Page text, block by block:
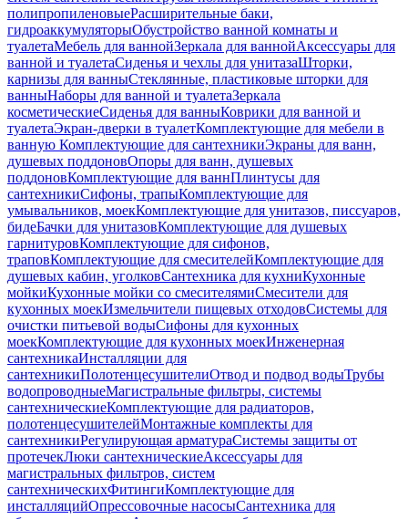
полипропиленовыеРасширительные баки,
гидроаккумуляторыОбустройство ванной комнаты и
туалетаМебель для ваннойЗеркала для ваннойАксессуары для
ванной и туалетаСиденья и чехлы для унитазаШторки,
карнизы для ванныСтеклянные, пластиковые шторки для
ванныНаборы для ванной и туалетаЗеркала
косметическиеСиденья для ванныКоврики для ванной и
туалетаЭкран-дверки в туалетКомплектующие для мебели в
ванную Комплектующие для сантехникиЭкраны для ванн,
душевых поддоновОпоры для ванн, душевых
поддоновКомплектующие для ваннПлинтусы для
сантехникиСифоны, трапыКомплектующие для
умывальников, моекКомплектующие для унитазов, писсуаров,
бидеБачки для унитазовКомплектующие для душевых
гарнитуровКомплектующие для сифонов,
траповКомплектующие для смесителейКомплектующие для
душевых кабин, уголковСантехника для кухниКухонные
мойкиКухонные мойки со смесителямиСмесители для
кухонных моекИзмельчители пищевых отходовСистемы для
очистки питьевой водыСифоны для кухонных
моекКомплектующие для кухонных моекИнженерная
сантехникаИнсталляции для
сантехникиПолотенцесушителиОтвод и подвод водыТрубы
водопроводныеМагистральные фильтры, системы
сантехническиеКомплектующие для радиаторов,
полотенцесушителейМонтажные комплекты для
сантехникиРегулирующая арматураСистемы защиты от
протечекЛюки сантехническиеАксессуары для
магистральных фильтров, систем
сантехническихФитингиКомплектующие для
инсталляцийОпрессовочные насосыСантехника для